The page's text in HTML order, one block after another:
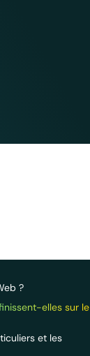
?
elles sur le
et les